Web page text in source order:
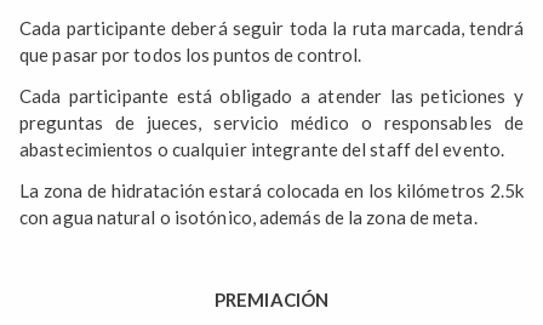
Cada participante deberá seguir toda la ruta marcada, tendrá
que pasar por todos los puntos de control.
Cada participante está obligado a atender las peticiones y
preguntas de jueces, servicio médico o responsables de
abastecimientos o cualquier integrante del staff del evento.
La zona de hidratación estará colocada en los kilómetros 2.5k
con agua natural o isotónico, además de la zona de meta.
PREMIACIÓN